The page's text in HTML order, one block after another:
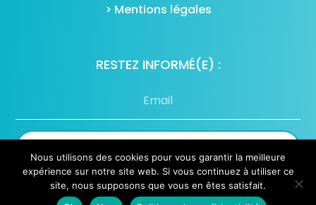
> Mentions légales
RESTEZ INFORMÉ(E) :
Toutes les newsletters
Nous utilisons des cookies pour vous garantir la meilleure
expérience sur notre site web. Si vous continuez à utiliser ce
site, nous supposons que vous en êtes satisfait.